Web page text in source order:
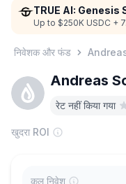
TRUE AI: Genesis
Up to $250K USDC +
निवेशक और फंड
Andreas
रेट नहीं किया गया
खुदरा ROI
कुल निवेश